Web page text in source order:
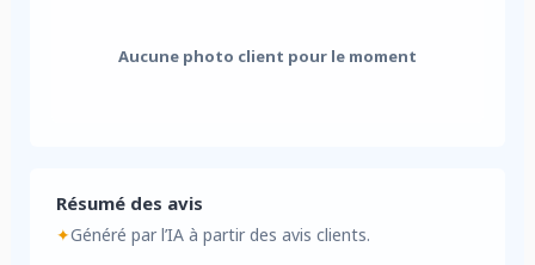
Aucune photo client pour le moment
Résumé des avis
✦Généré par l’IA à partir des avis clients.